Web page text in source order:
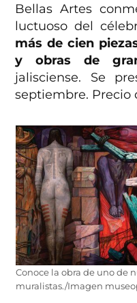
Bellas Artes
luctuoso del
más de cien
y obras de
jalisciense. Se
septiembre. Precio
Conoce la obra de uno de
muralistas./Imagen